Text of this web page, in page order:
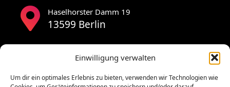
Einwilligung verwalten
Um dir ein optimales Erlebnis zu bieten, verwenden wir Technologien wie
Haselhorster Damm 19
13599 Berlin